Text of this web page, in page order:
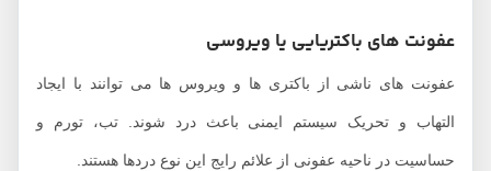
عفونت‌ های باکتریایی یا ویروسی
عفونت‌ های ناشی از باکتری ‌ها و ویروس ‌ها می ‌توانند با ایجاد
التهاب و تحریک سیستم ایمنی باعث درد شوند. تب، تورم و
حساسیت در ناحیه عفونی از علائم رایج این نوع دردها هستند.